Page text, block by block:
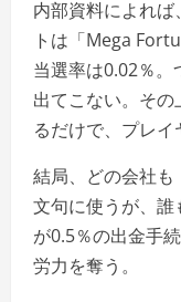
内部資料によれ
トは「Mega
当選率は0.02％
出てこない。そ
るだけで、プレイ
結局、どの会社も
文句に使うが、
が0.5％の出金手
労力を奪う。